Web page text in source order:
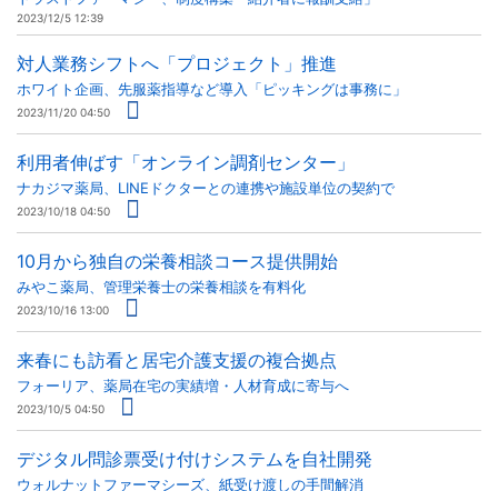
2023/12/5 12:39
対人業務シフトへ「プロジェクト」推進
ホワイト企画、先服薬指導など導入「ピッキングは事務に」
2023/11/20 04:50
利用者伸ばす「オンライン調剤センター」
ナカジマ薬局、LINEドクターとの連携や施設単位の契約で
2023/10/18 04:50
10月から独自の栄養相談コース提供開始
みやこ薬局、管理栄養士の栄養相談を有料化
2023/10/16 13:00
来春にも訪看と居宅介護支援の複合拠点
フォーリア、薬局在宅の実績増・人材育成に寄与へ
2023/10/5 04:50
デジタル問診票受け付けシステムを自社開発
ウォルナットファーマシーズ、紙受け渡しの手間解消